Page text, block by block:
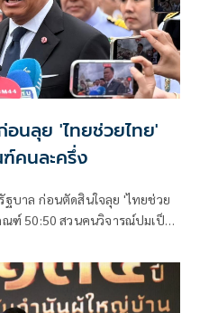
อนลุย 'ไทยช่วยไทย'
คนละครึ่ง
ฐบาล ก่อนตัดสินใจลุย 'ไทยช่วย
ฑ์ 50:50 สวนคนวิจารณ์ปมเป็น